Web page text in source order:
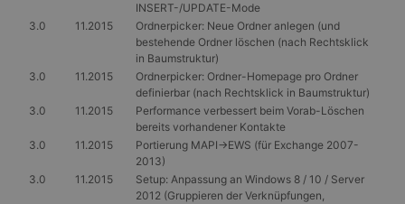
INSERT-/UPDATE-Mode
3.0
11.2015
Ordnerpicker: Neue Ordner anlegen (und
bestehende Ordner löschen (nach Rechtsklick
in Baumstruktur)
3.0
11.2015
Ordnerpicker: Ordner-Homepage pro Ordner
definierbar (nach Rechtsklick in Baumstruktur)
3.0
11.2015
Performance verbessert beim Vorab-Löschen
bereits vorhandener Kontakte
3.0
11.2015
Portierung MAPI->EWS (für Exchange 2007-
2013)
3.0
11.2015
Setup: Anpassung an Windows 8 / 10 / Server
2012 (Gruppieren der Verknüpfungen,